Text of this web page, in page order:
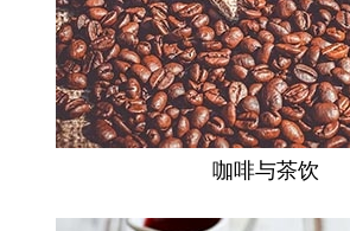
咖啡与茶饮